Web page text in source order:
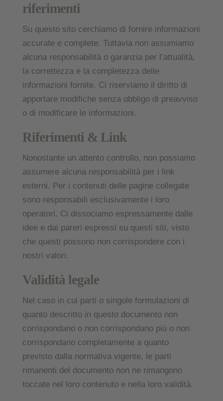
riferimenti
Su questo sito cerchiamo di fornire informazioni
accurate e complete. Tuttavia non assumiamo
alcuna responsabilità o garanzia per l’attualità,
la correttezza e la completezza delle
informazioni fornite. Ci riserviamo il diritto di
apportare modifiche senza obbligo di preavviso
o di modificare le informazioni.
Riferimenti & Link
Nonostante un attento controllo, non possiamo
assumere alcuna responsabilità per i link
esterni. Per i contenuti delle pagine collegate
sono responsabili esclusivamente i loro
operatori. Ci dissociamo espressamente dalle
idee e dai pareri espressi su questi siti, visto
che questi possono non corrispondere con i
nostri valori.
Validità legale
Nel caso in cui parti o singole formulazioni di
quanto descritto in questo documento non
corrispondano o non corrispondano più o non
corrispondano completamente a quanto
previsto dalla normativa vigente, le parti
rimanenti del documento non ne rimangono
toccate nel loro contenuto e nella loro validità.